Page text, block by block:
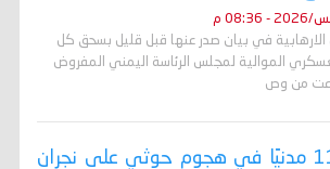
في بيان صدر عنها قبل قليل بسحق كل
الموالية لمجلس الرئاسة اليمني المفروض
من وص
عاجل / إصابة 11 مدنيًا في هجوم حوثي على نجران